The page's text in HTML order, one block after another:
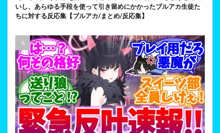
いし、あらゆる手段を使って引き留めにかかったブルアカ生徒た
ちに対する反応集【ブルアカ/まとめ/反応集】